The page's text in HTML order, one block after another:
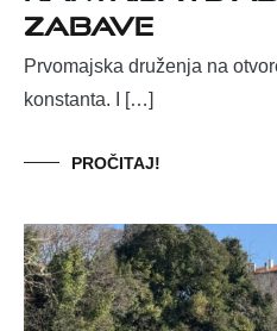
zabave
Prvomajska druženja na
konstanta. I […]
PROČITAJ!